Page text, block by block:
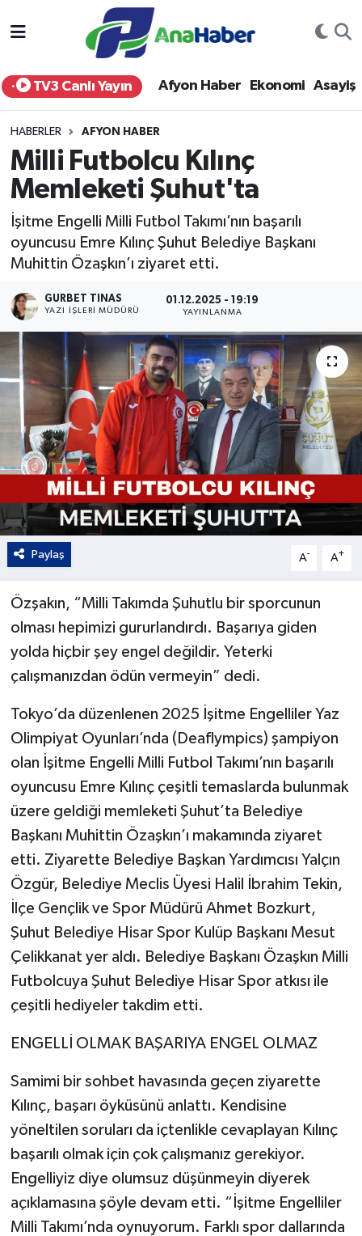
TV3 Canlı Yayın Afyon Haber Ekonomi Asayiş
HABERLER AFYON HABER
Milli Futbolcu Kılınç
Memleketi Şuhut'ta
İşitme Engelli Milli Futbol Takımı’nın başarılı
oyuncusu Emre Kılınç Şuhut Belediye Başkanı
Muhittin Özaşkın’ı ziyaret etti.
GURBET TINAS
YAZI İŞLERI MÜDÜRÜ
01.12.2025 - 19:19
YAYINLANMA
Paylaş A- A+
Özşakın, “Milli Takımda Şuhutlu bir sporcunun
olması hepimizi gururlandırdı. Başarıya giden
yolda hiçbir şey engel değildir. Yeterki
çalışmanızdan ödün vermeyin” dedi.
Tokyo’da düzenlenen 2025 İşitme Engelliler Yaz
Olimpiyat Oyunları’nda (Deaflympics) şampiyon
olan İşitme Engelli Milli Futbol Takımı’nın başarılı
oyuncusu Emre Kılınç çeşitli temaslarda bulunmak
üzere geldiği memleketi Şuhut’ta Belediye
Başkanı Muhittin Özaşkın’ı makamında ziyaret
etti. Ziyarette Belediye Başkan Yardımcısı Yalçın
Özgür, Belediye Meclis Üyesi Halil İbrahim Tekin,
İlçe Gençlik ve Spor Müdürü Ahmet Bozkurt,
Şuhut Belediye Hisar Spor Kulüp Başkanı Mesut
Çelikkanat yer aldı. Belediye Başkanı Özaşkın Milli
Futbolcuya Şuhut Belediye Hisar Spor atkısı ile
çeşitli hediyeler takdim etti.
ENGELLİ OLMAK BAŞARIYA ENGEL OLMAZ
Samimi bir sohbet havasında geçen ziyarette
Kılınç, başarı öyküsünü anlattı. Kendisine
yöneltilen soruları da içtenlikle cevaplayan Kılınç
başarılı olmak için çok çalışmanız gerekiyor.
Engelliyiz diye olumsuz düşünmeyin diyerek
açıklamasına şöyle devam etti. “İşitme Engelliler
Milli Takımı’nda oynuyorum. Farklı spor dallarında
Yurt Haber
Afyon Haber
Siyaset
Spor
Eğitim
Sağlık
Teknoloji
Kültür - Sanat
Yaşam
Afyonkarahisar Nöbetçi Eczaneler
Afyonkarahisar Hava Durumu
Afyonkarahisar Trafik Yoğunluk Haritası
Süper Lig Puan Durumu ve Fikstür
Tüm Manşetler
Son Dakika Haberleri
Haber Arşivi